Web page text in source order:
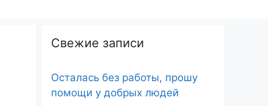
Свежие записи
Осталась без работы, прошу
помощи у добрых людей